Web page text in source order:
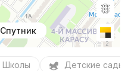
Спутник
Школы Детские сады